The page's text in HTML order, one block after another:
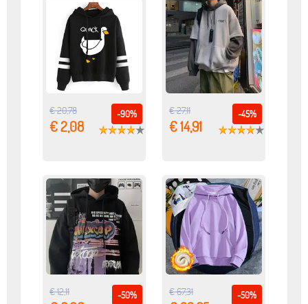
-90%
€ 20,78
€ 2,08
-45%
€ 27,11
€ 14,91
-50%
€ 12,11 -50%
€ 67,31